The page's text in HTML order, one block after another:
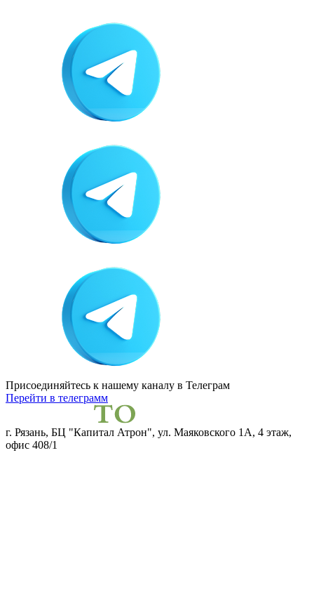
Присоединяйтесь к нашему каналу в Телеграм
Перейти в телеграмм
г. Рязань, БЦ "Капитал Атрон", ул. Маяковского 1А, 4 этаж,
офис 408/1